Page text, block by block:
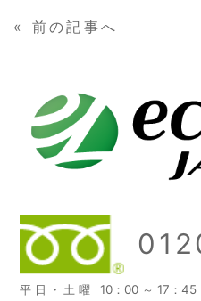
« 前の記事へ
平日・土曜 10：00 ～ 17：45